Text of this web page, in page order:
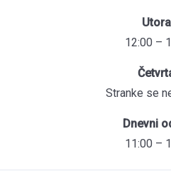
12:00 –
Stranke se
Dnevni
11:00 –